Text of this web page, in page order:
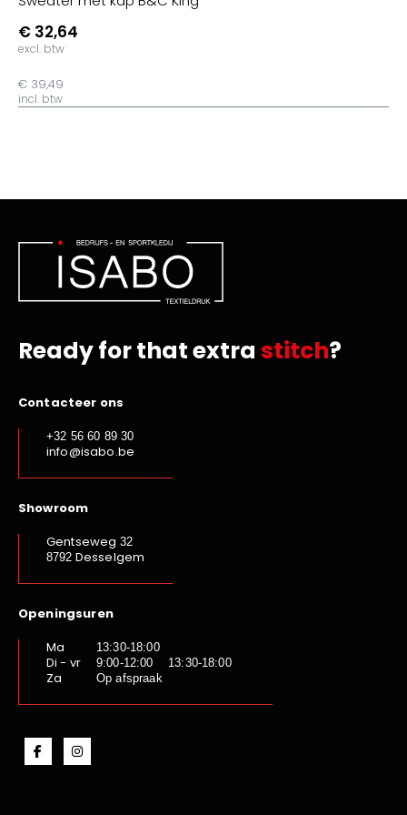
€ 32,64
excl. btw
€ 39,49
incl. btw
Ready for that extra stitch?
Contacteer ons
+32 56 60 89 30
info@isabo.be
Showroom
Gentseweg 32
8792 Desselgem
Openingsuren
Ma
13:30-18:00
Di - vr 9:00-12:00 13:30-18:00
Za Op afspraak